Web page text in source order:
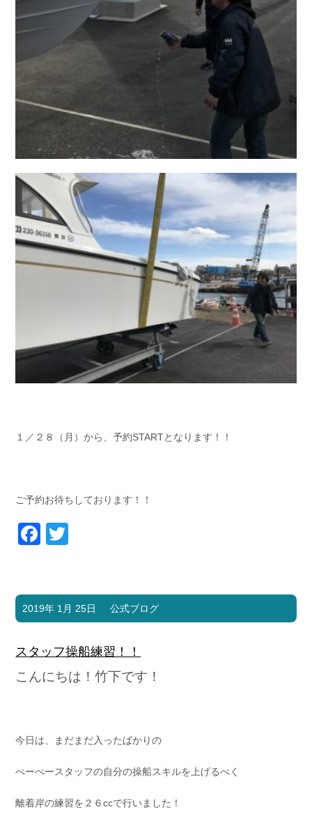
１／２８（月）から、予約STARTとなります！！
ご予約お待ちしております！！
Facebook
2019年 1月 25日 公式ブログ
スタッフ操船練習！！
こんにちは！竹下です！
今日は、まだまだ入ったばかりの
ぺーぺースタッフの自分の操船スキルを上げるべく
離着岸の練習を２６ccで行いました！